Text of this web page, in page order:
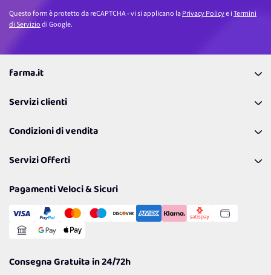
Questo form è protetto da reCAPTCHA - vi si applicano laPrivacy Policye iTermini
di Serviziodi Google.
farma.it
Coupon
Lavora con noi
Politiche per la parità di genere
Servizi clienti
Richiamami
Resi
Condizioni di vendita
Spedizioni
Cookie Policy
Gestisci Cookie
Servizi Offerti
Reso Facile e Veloce
Pagamenti Veloci & Sicuri
Consegna Gratuita in 24/72h